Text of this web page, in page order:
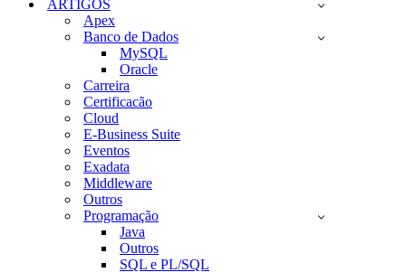
ARTIGOS
Apex
Banco de Dados
MySQL
Oracle
Carreira
Certificacão
Cloud
E-Business Suite
Eventos
Exadata
Middleware
Outros
Programação
Java
Outros
SQL e PL/SQL